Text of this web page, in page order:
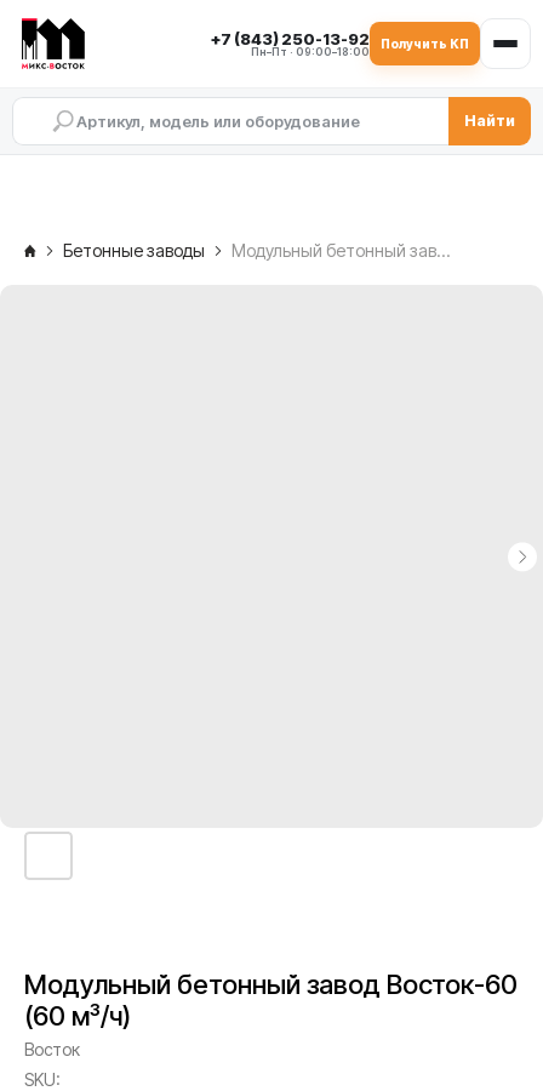
+7 (843) 250-13-92
Пн–Пт · 09:00–18:00
Получить КП
Найти
Бетонные заводы Модульный бетонный завод Восток-60 (60 м³/ч)
Модульный бетонный завод Восток-60
(60 м³/ч)
Восток
SKU: